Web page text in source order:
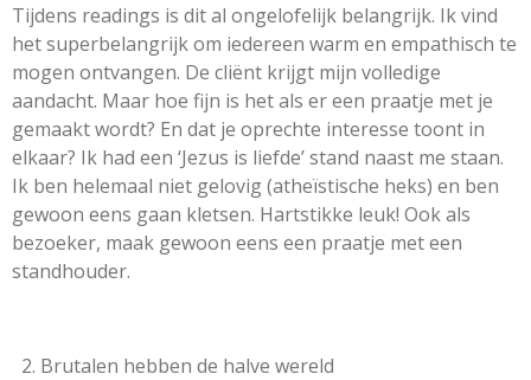
Tijdens readings is dit al ongelofelijk belangrijk. Ik vind
het superbelangrijk om iedereen warm en empathisch te
mogen ontvangen. De cliënt krijgt mijn volledige
aandacht. Maar hoe fijn is het als er een praatje met je
gemaakt wordt? En dat je oprechte interesse toont in
elkaar? Ik had een ‘Jezus is liefde’ stand naast me staan.
Ik ben helemaal niet gelovig (atheïstische heks) en ben
gewoon eens gaan kletsen. Hartstikke leuk! Ook als
bezoeker, maak gewoon eens een praatje met een
standhouder.
Brutalen hebben de halve wereld